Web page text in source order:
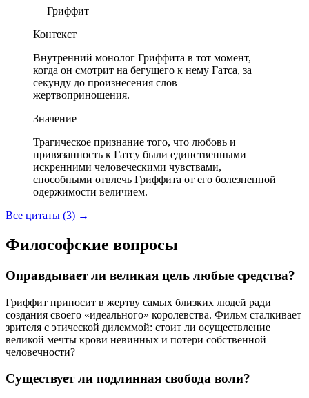
— Гриффит
Контекст
Внутренний монолог Гриффита в тот момент,
когда он смотрит на бегущего к нему Гатса, за
секунду до произнесения слов
жертвоприношения.
Значение
Трагическое признание того, что любовь и
привязанность к Гатсу были единственными
искренними человеческими чувствами,
способными отвлечь Гриффита от его болезненной
одержимости величием.
Все цитаты (3) →
Философские вопросы
Оправдывает ли великая цель любые средства?
Гриффит приносит в жертву самых близких людей ради
создания своего «идеального» королевства. Фильм сталкивает
зрителя с этической дилеммой: стоит ли осуществление
великой мечты крови невинных и потери собственной
человечности?
Существует ли подлинная свобода воли?